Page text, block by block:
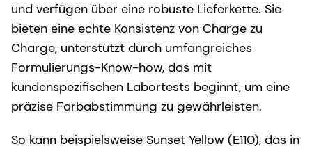
und verfügen über eine robuste Lieferkette. Sie
bieten eine echte Konsistenz von Charge zu
Charge, unterstützt durch umfangreiches
Formulierungs-Know-how, das mit
kundenspezifischen Labortests beginnt, um eine
präzise Farbabstimmung zu gewährleisten.
So kann beispielsweise Sunset Yellow (E110), das in